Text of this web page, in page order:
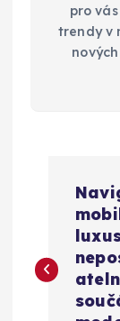
pro
trendy v
v